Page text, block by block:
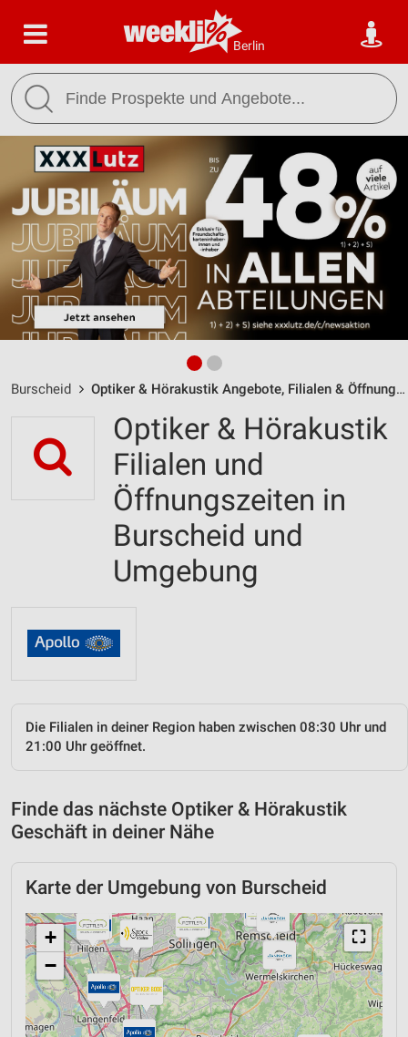
Berlin
Burscheid Optiker & Hörakustik Angebote, Filialen & Öffnungszeiten
Optiker & Hörakustik
Filialen und
Öffnungszeiten in
Burscheid und
Umgebung
Die Filialen in deiner Region haben zwischen 08:30 Uhr und
21:00 Uhr geöffnet.
Finde das nächste Optiker & Hörakustik
Geschäft in deiner Nähe
Karte der Umgebung von Burscheid
⛶
+
−